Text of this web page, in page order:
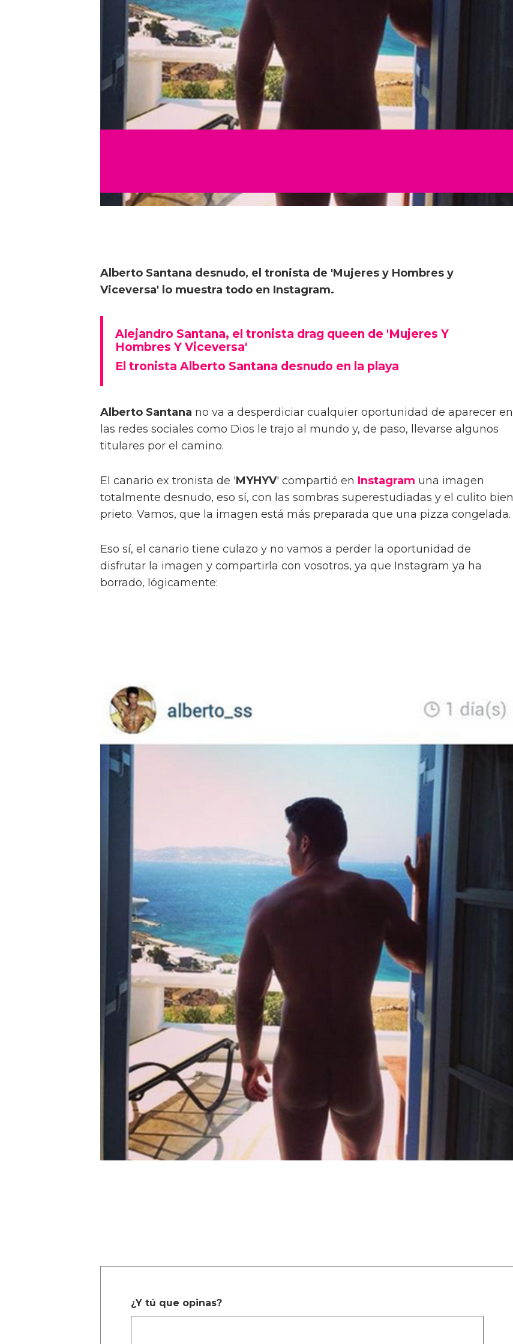
Alberto Santana desnudo, el tronista de 'Mujeres y Hombres y
Viceversa' lo muestra todo en Instagram.
Alejandro Santana, el tronista drag queen de 'Mujeres Y
Hombres Y Viceversa'
El tronista Alberto Santana desnudo en la playa
Alberto Santana no va a desperdiciar cualquier oportunidad de aparecer en
las redes sociales como Dios le trajo al mundo y, de paso, llevarse algunos
titulares por el camino.
El canario ex tronista de 'MYHYV' compartió en Instagram una imagen
totalmente desnudo, eso sí, con las sombras superestudiadas y el culito bien
prieto. Vamos, que la imagen está más preparada que una pizza congelada.
Eso sí, el canario tiene culazo y no vamos a perder la oportunidad de
disfrutar la imagen y compartirla con vosotros, ya que Instagram ya ha
borrado, lógicamente:
¿Y tú que opinas?